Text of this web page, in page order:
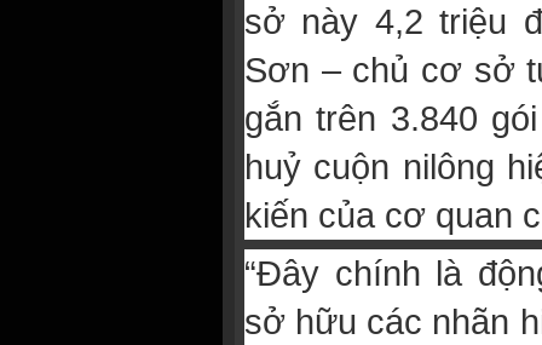
sở này 4,2 triệu
Sơn – chủ cơ sở
gắn trên 3.840
huỷ cuộn nilông
kiến của cơ quan
“Đây chính là
sở hữu các nhãn